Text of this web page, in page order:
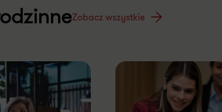
Zobacz wszystkie